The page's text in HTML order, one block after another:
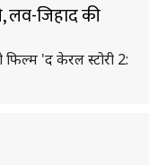
लव-जिहाद की
'द केरल स्टोरी 2: